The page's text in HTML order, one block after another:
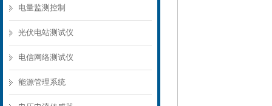
电量监测控制
光伏电站测试仪
电信网络测试仪
能源管理系统